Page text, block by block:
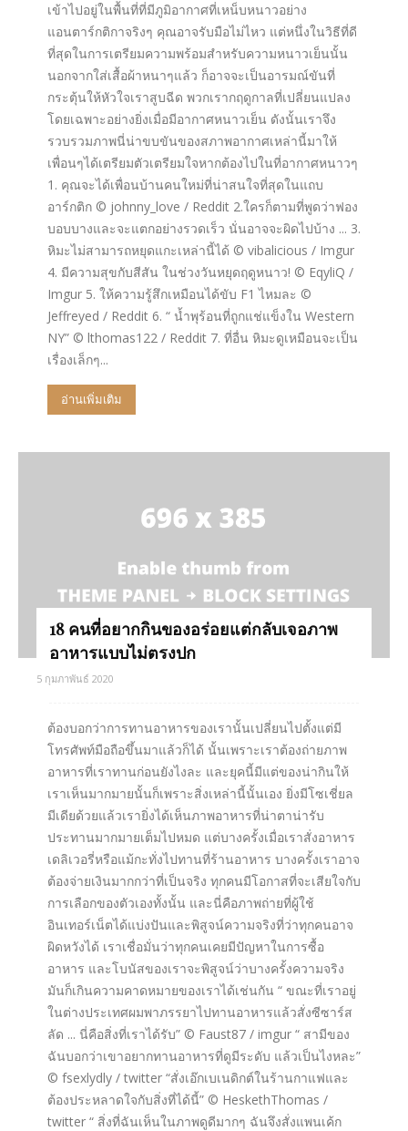
เข้าไปอยู่ในพื้นที่ที่มีภูมิอากาศที่เหน็บหนาวอย่าง
แอนตาร์กติกาจริงๆ คุณอาจรับมือไม่ไหว แต่หนึ่งในวิธีที่ดี
ที่สุดในการเตรียมความพร้อมสำหรับความหนาวเย็นนั้น
นอกจากใส่เสื้อผ้าหนาๆแล้ว ก็อาจจะเป็นอารมณ์ขันที่
กระตุ้นให้หัวใจเราสูบฉีด พวกเรากฤดูกาลที่เปลี่ยนแปลง
โดยเฉพาะอย่างยิ่งเมื่อมีอากาศหนาวเย็น ดังนั้นเราจึง
รวบรวมภาพนี่น่าขบขันของสภาพอากาศเหล่านี้มาให้
เพื่อนๆได้เตรียมตัวเตรียมใจหากต้องไปในที่อากาศหนาวๆ
1. คุณจะได้เพื่อนบ้านคนใหม่ที่น่าสนใจที่สุดในแถบ
อาร์กติก © johnny_love / Reddit 2.ใครก็ตามที่พูดว่าฟอง
บอบบางและจะแตกอย่างรวดเร็ว นั่นอาจจะผิดไปบ้าง ... 3.
หิมะไม่สามารถหยุดแกะเหล่านี้ได้ © vibalicious / Imgur
4. มีความสุขกับสีสัน ในช่วงวันหยุดฤดูหนาว! © EqyliQ /
Imgur 5. ให้ความรู้สึกเหมือนได้ขับ F1 ไหมละ ©
Jeffreyed / Reddit 6. “ น้ำพุร้อนที่ถูกแช่แข็งใน Western
NY” © lthomas122 / Reddit 7. ที่อื่น หิมะดูเหมือนจะเป็น
เรื่องเล็กๆ...
อ่านเพิ่มเติม
18 คนที่อยากกินของอร่อยแต่กลับเจอภาพ
อาหารแบบไม่ตรงปก
5 กุมภาพันธ์ 2020
ต้องบอกว่าการทานอาหารของเรานั้นเปลี่ยนไปตั้งแต่มี
โทรศัพท์มือถือขึ้นมาแล้วก็ได้ นั้นเพราะเราต้องถ่ายภาพ
อาหารที่เราทานก่อนยังไงละ และยุคนี้มีแต่ของน่ากินให้
เราเห็นมากมายนั้นก็เพราะสิ่งเหล่านี้นั้นเอง ยิ่งมีโซเชี่ยล
มีเดียด้วยแล้วเรายิ่งได้เห็นภาพอาหารที่น่าตาน่ารับ
ประทานมากมายเต็มไปหมด แต่บางครั้งเมื่อเราสั่งอาหาร
เดลิเวอรี่หรือแม้กะทั่งไปทานที่ร้านอาหาร บางครั้งเราอาจ
ต้องจ่ายเงินมากกว่าที่เป็นจริง ทุกคนมีโอกาสที่จะเสียใจกับ
การเลือกของตัวเองทั้งนั้น และนี่คือภาพถ่ายที่ผู้ใช้
อินเทอร์เน็ตได้แบ่งปันและพิสูจน์ความจริงที่ว่าทุกคนอาจ
ผิดหวังได้ เราเชื่อมั่นว่าทุกคนเคยมีปัญหาในการซื้อ
อาหาร และโบนัสของเราจะพิสูจน์ว่าบางครั้งความจริง
มันก็เกินความคาดหมายของเราได้เช่นกัน “ ขณะที่เราอยู่
ในต่างประเทศผมพาภรรยาไปทานอาหารแล้วสั่งซีซาร์ส
ลัด ... นี่คือสิ่งที่เราได้รับ” © Faust87 / imgur “ สามีของ
ฉันบอกว่าเขาอยากทานอาหารที่ดูมีระดับ แล้วเป็นไงหละ”
© fsexlydly / twitter “สั่งเอ๊กเบเนดิกต์ในร้านกาแฟและ
ต้องประหลาดใจกับสิ่งที่ได้นี้” © HeskethThomas /
twitter “ สิ่งที่ฉันเห็นในภาพดูดีมากๆ ฉันจึงสั่งแพนเค้ก